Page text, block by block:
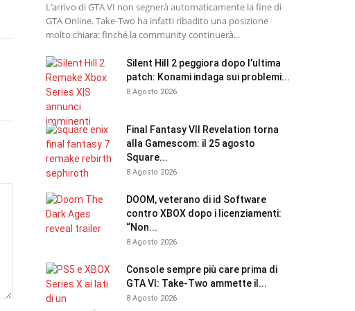
L’arrivo di GTA VI non segnerà automaticamente la fine di
GTA Online. Take-Two ha infatti ribadito una posizione
molto chiara: finché la community continuerà...
Silent Hill 2 peggiora dopo l’ultima
patch: Konami indaga sui problemi...
8 Agosto 2026
Final Fantasy VII Revelation torna
alla Gamescom: il 25 agosto
Square...
8 Agosto 2026
DOOM, veterano di id Software
contro XBOX dopo i licenziamenti:
“Non...
8 Agosto 2026
Console sempre più care prima di
GTA VI: Take-Two ammette il...
8 Agosto 2026